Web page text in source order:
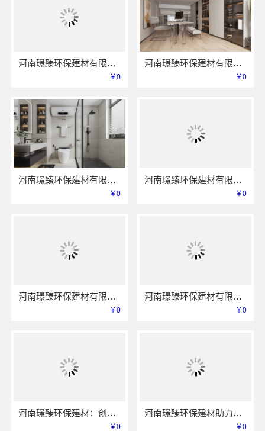
河南璟臻环保建材有限公司 专注环保家装解决方案
￥0
河南璟臻环保建材有限公司：一站式服务解决装修难题
￥0
河南璟臻环保建材有限公司全铝整装优势
￥0
河南璟臻环保建材有限公司：打造健康家居新选择
￥0
河南璟臻环保建材有限公司：品质铸就信赖之选
￥0
河南璟臻环保建材有限公司：打造绿色全铝整装新标杆
￥0
河南璟臻环保建材：创新驱动全铝行业发展
￥0
河南璟臻环保建材助力绿色装修新时代
￥0